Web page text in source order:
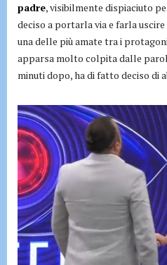
padre, visibilmente dispiaciuto
deciso a portarla via e farla
una delle più amate tra i
apparsa molto colpita dalle
minuti dopo, ha di fatto deciso di